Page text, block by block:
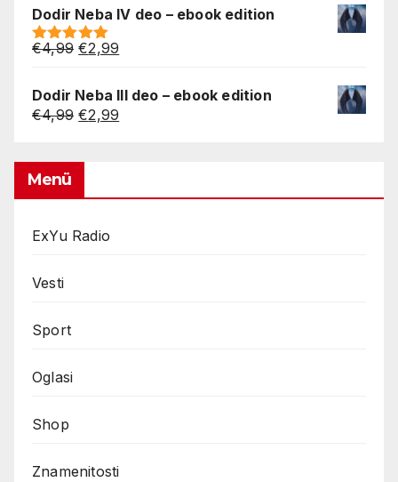
Dodir Neba IV deo – ebook edition
Rated5.00
€4,99 Original
was:
€4,99.
€2,99
is:
€2,99.
Dodir Neba III deo – ebook edition
€4,99 Original
€2,99
Menü
ExYu Radio
Vesti
Sport
Oglasi
Shop
Znamenitosti